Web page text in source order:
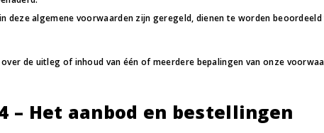
deze algemene voorwaarden zijn geregeld, dienen te worden beoordeeld
de uitleg of inhoud van één of meerdere bepalingen van onze
– Het aanbod en bestellingen